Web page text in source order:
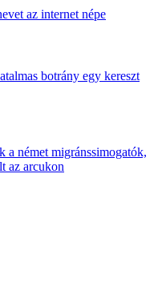
az internet népe
botrány egy kereszt
a német migránssimogatók,
az arcukon